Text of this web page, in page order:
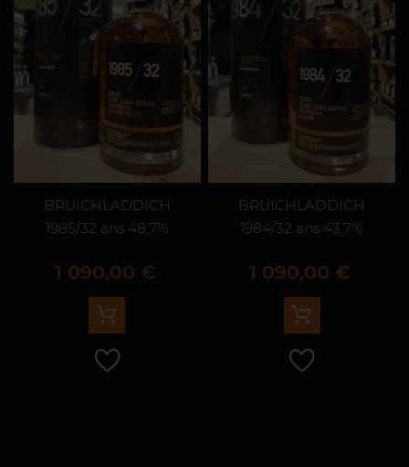
BRUICHLADDICH
1985/32 ans 48,7%
Prix
1 090,00 €
BRUICHLADDICH
1984/32 ans 43,7%
Prix
1 090,00 €